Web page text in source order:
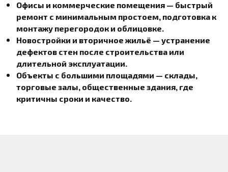
Офисы и коммерческие помещения — быстрый
ремонт с минимальным простоем, подготовка к
монтажу перегородок и облицовке.
Новостройки и вторичное жильё — устранение
дефектов стен после строительства или
длительной эксплуатации.
Объекты с большими площадями — склады,
торговые залы, общественные здания, где
критичны сроки и качество.